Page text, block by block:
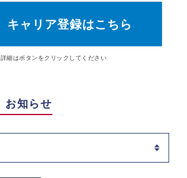
キャリア登録はこちら
詳細はボタン をクリックしてください
お知らせ